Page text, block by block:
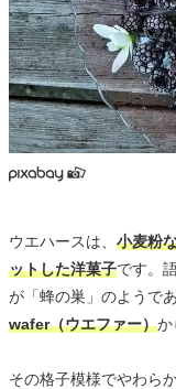
ウエハースは、 小麦粉
ットした洋菓子です。
が「蜂の巣」のようで
wafer（ウエファー）か
その格子模様でやわら